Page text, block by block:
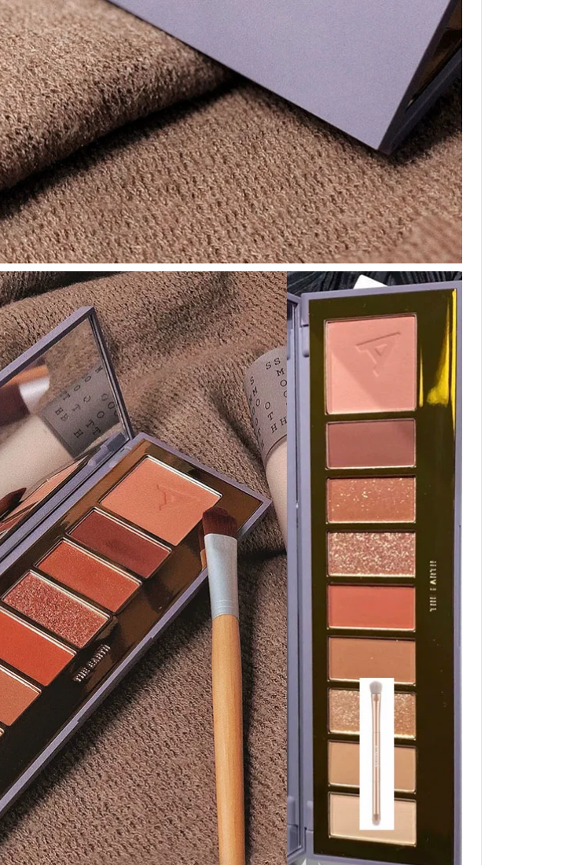
saem chính hãng
644,000
Bean Japan Kiss Me
Schisi Mei Thanh
niên ELUE Nâng cấp
Phiên bản Lasting
không thấm nước
không đỏ mặt Đen
Nâu kẻ mắt nước tốt
556,000
BEAN AMORTALS 尔
木木 女 女 女 女 女 纤
水水 Curling Brown
Brown Chải nhỏ
không phải là tiếng
nổ chuốt mi 4d
346,000